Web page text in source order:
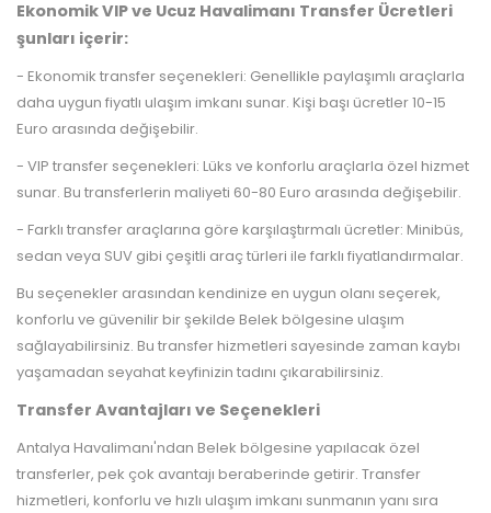
Ekonomik VIP ve Ucuz Havalimanı Transfer Ücretleri
şunları içerir:
- Ekonomik transfer seçenekleri: Genellikle paylaşımlı araçlarla
daha uygun fiyatlı ulaşım imkanı sunar. Kişi başı ücretler 10-15
Euro arasında değişebilir.
- VIP transfer seçenekleri: Lüks ve konforlu araçlarla özel hizmet
sunar. Bu transferlerin maliyeti 60-80 Euro arasında değişebilir.
- Farklı transfer araçlarına göre karşılaştırmalı ücretler: Minibüs,
sedan veya SUV gibi çeşitli araç türleri ile farklı fiyatlandırmalar.
Bu seçenekler arasından kendinize en uygun olanı seçerek,
konforlu ve güvenilir bir şekilde Belek bölgesine ulaşım
sağlayabilirsiniz. Bu transfer hizmetleri sayesinde zaman kaybı
yaşamadan seyahat keyfinizin tadını çıkarabilirsiniz.
Transfer Avantajları ve Seçenekleri
Antalya Havalimanı'ndan Belek bölgesine yapılacak özel
transferler, pek çok avantajı beraberinde getirir. Transfer
hizmetleri, konforlu ve hızlı ulaşım imkanı sunmanın yanı sıra